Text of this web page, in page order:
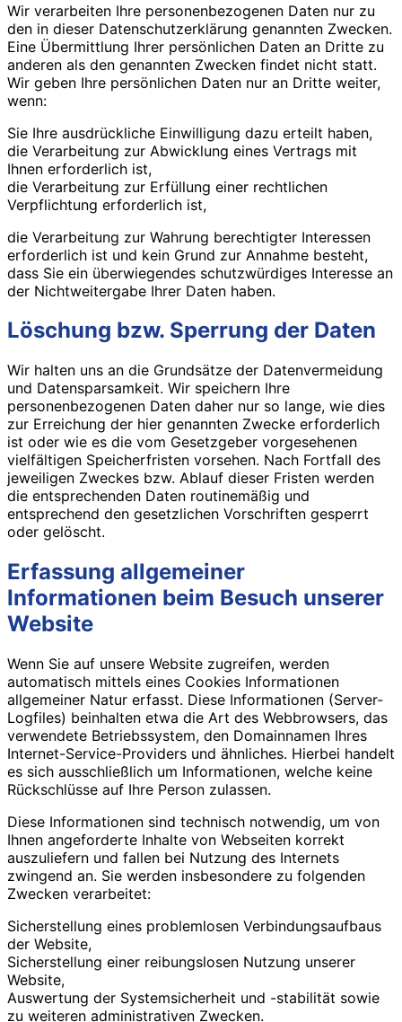
Wir verarbeiten Ihre personenbezogenen Daten nur zu
den in dieser Datenschutzerklärung genannten Zwecken.
Eine Übermittlung Ihrer persönlichen Daten an Dritte zu
anderen als den genannten Zwecken findet nicht statt.
Wir geben Ihre persönlichen Daten nur an Dritte weiter,
wenn:
Sie Ihre ausdrückliche Einwilligung dazu erteilt haben,
die Verarbeitung zur Abwicklung eines Vertrags mit
Ihnen erforderlich ist,
die Verarbeitung zur Erfüllung einer rechtlichen
Verpflichtung erforderlich ist,
die Verarbeitung zur Wahrung berechtigter Interessen
erforderlich ist und kein Grund zur Annahme besteht,
dass Sie ein überwiegendes schutzwürdiges Interesse an
der Nichtweitergabe Ihrer Daten haben.
Löschung bzw. Sperrung der Daten
Wir halten uns an die Grundsätze der Datenvermeidung
und Datensparsamkeit. Wir speichern Ihre
personenbezogenen Daten daher nur so lange, wie dies
zur Erreichung der hier genannten Zwecke erforderlich
ist oder wie es die vom Gesetzgeber vorgesehenen
vielfältigen Speicherfristen vorsehen. Nach Fortfall des
jeweiligen Zweckes bzw. Ablauf dieser Fristen werden
die entsprechenden Daten routinemäßig und
entsprechend den gesetzlichen Vorschriften gesperrt
oder gelöscht.
Erfassung allgemeiner
Informationen beim Besuch unserer
Website
Wenn Sie auf unsere Website zugreifen, werden
automatisch mittels eines Cookies Informationen
allgemeiner Natur erfasst. Diese Informationen (Server-
Logfiles) beinhalten etwa die Art des Webbrowsers, das
verwendete Betriebssystem, den Domainnamen Ihres
Internet-Service-Providers und ähnliches. Hierbei handelt
es sich ausschließlich um Informationen, welche keine
Rückschlüsse auf Ihre Person zulassen.
Diese Informationen sind technisch notwendig, um von
Ihnen angeforderte Inhalte von Webseiten korrekt
auszuliefern und fallen bei Nutzung des Internets
zwingend an. Sie werden insbesondere zu folgenden
Zwecken verarbeitet:
Sicherstellung eines problemlosen Verbindungsaufbaus
der Website,
Sicherstellung einer reibungslosen Nutzung unserer
Website,
Auswertung der Systemsicherheit und -stabilität sowie
zu weiteren administrativen Zwecken.